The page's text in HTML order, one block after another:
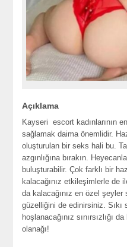
Açıklama
Kayseri escort kadınlarının
sağlamak daima önemlidir.
oluşturulan bir seks hali bu.
azgınlığına bırakın.
buluşturabilir. Çok farklı bir
kalacağınız etkileşimlerle de
da kalacağınız en özel şeyler
güzelliğini de edinirsiniz. Sıkı
hoşlanacağınız sınırsızlığı
olanağı!